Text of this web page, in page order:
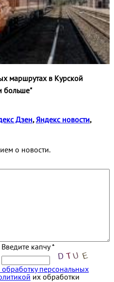
маршрутах в Курской
больше"
Дзен, Яндекс новости,
о новости.
Введите капчу *
обработку персональных
их обработки